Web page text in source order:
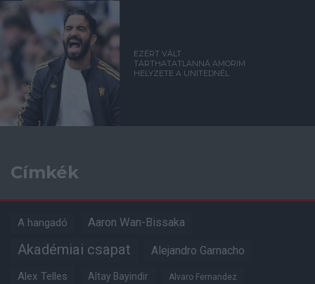
EZÉRT VÁLT
TARTHATATLANNÁ AMORIM
HELYZETE A UNITEDNÉL
Címkék
A hangadó Aaron Wan-Bissaka
Akadémiai csapat Alejandro Garnacho
Alex Telles Altay Bayindir Alvaro Fernandez